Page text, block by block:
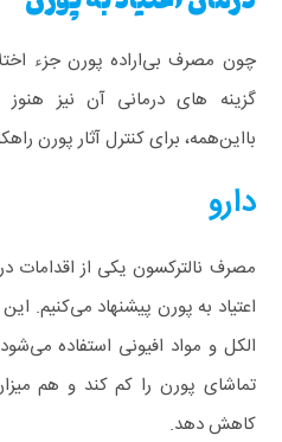
چون مصرف بی‌اراده پورن جزء
گزینه های درمانی آن نیز
با‌این‌همه، برای کنترل آثار پورن
دارو
مصرف نالترکسون یکی از اقدامات
اعتیاد به پورن پیشنهاد می‌کنیم. این
الکل و مواد افیونی استفاده
تماشای پورن را کم کند و هم
کاهش دهد.